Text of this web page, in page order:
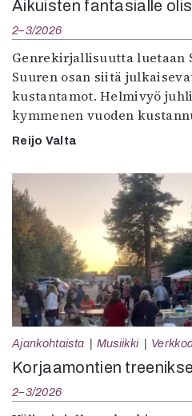
Aikuisten fantasialle
2–3/2026
Genrekirjallisuutta luetaan
Suuren osan siitä
kustantamot. Helmivyö
kymmenen vuoden
Reijo Valta
Ajankohtaista Musiikki
Korjaamontien
2–3/2026